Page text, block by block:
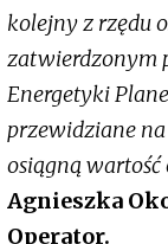
kolejny z rzędu
zatwierdzonym
Energetyki
przewidziane na
osiągną wartość
Agnieszka
Operator.